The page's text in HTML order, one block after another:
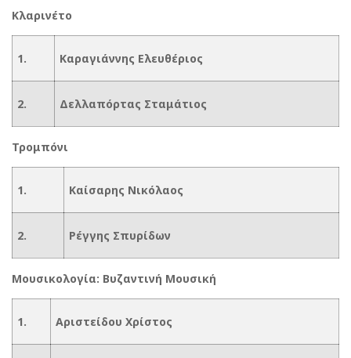
Κλαρινέτο
1. Καραγιάννης Ελευθέριος
2. Δελλαπόρτας Σταμάτιος
Τρομπόνι
1. Καίσαρης Νικόλαος
2. Ρέγγης Σπυρίδων
Μουσικολογία: Βυζαντινή Μουσική
1. Αριστείδου Χρίστος